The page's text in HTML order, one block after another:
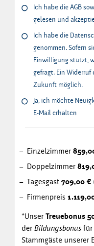
Ich habe die AGB
gelesen und
Ich habe die
genommen. Sofern
Einwilligung stützt,
gefragt. Ein
Zukunft möglich.
Ja, ich möchte
E-Mail erhalten
Einzelzimmer
Doppelzimmer
Tagesgast 709,00 €
Firmenpreis
*Unser Treuebonus
der Bildungsbonus für
Stammgäste unserer